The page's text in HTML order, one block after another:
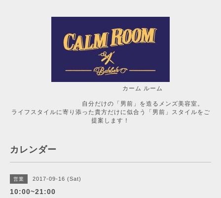
カーム ルーム
自分だけの「男前」を造るメンズ美容室。
ライフスタイルに寄り添った貴方だけに似合う「男前」スタイルをご
提案します！
カレンダー
営業 2017-09-16 (Sat)
10:00~21:00